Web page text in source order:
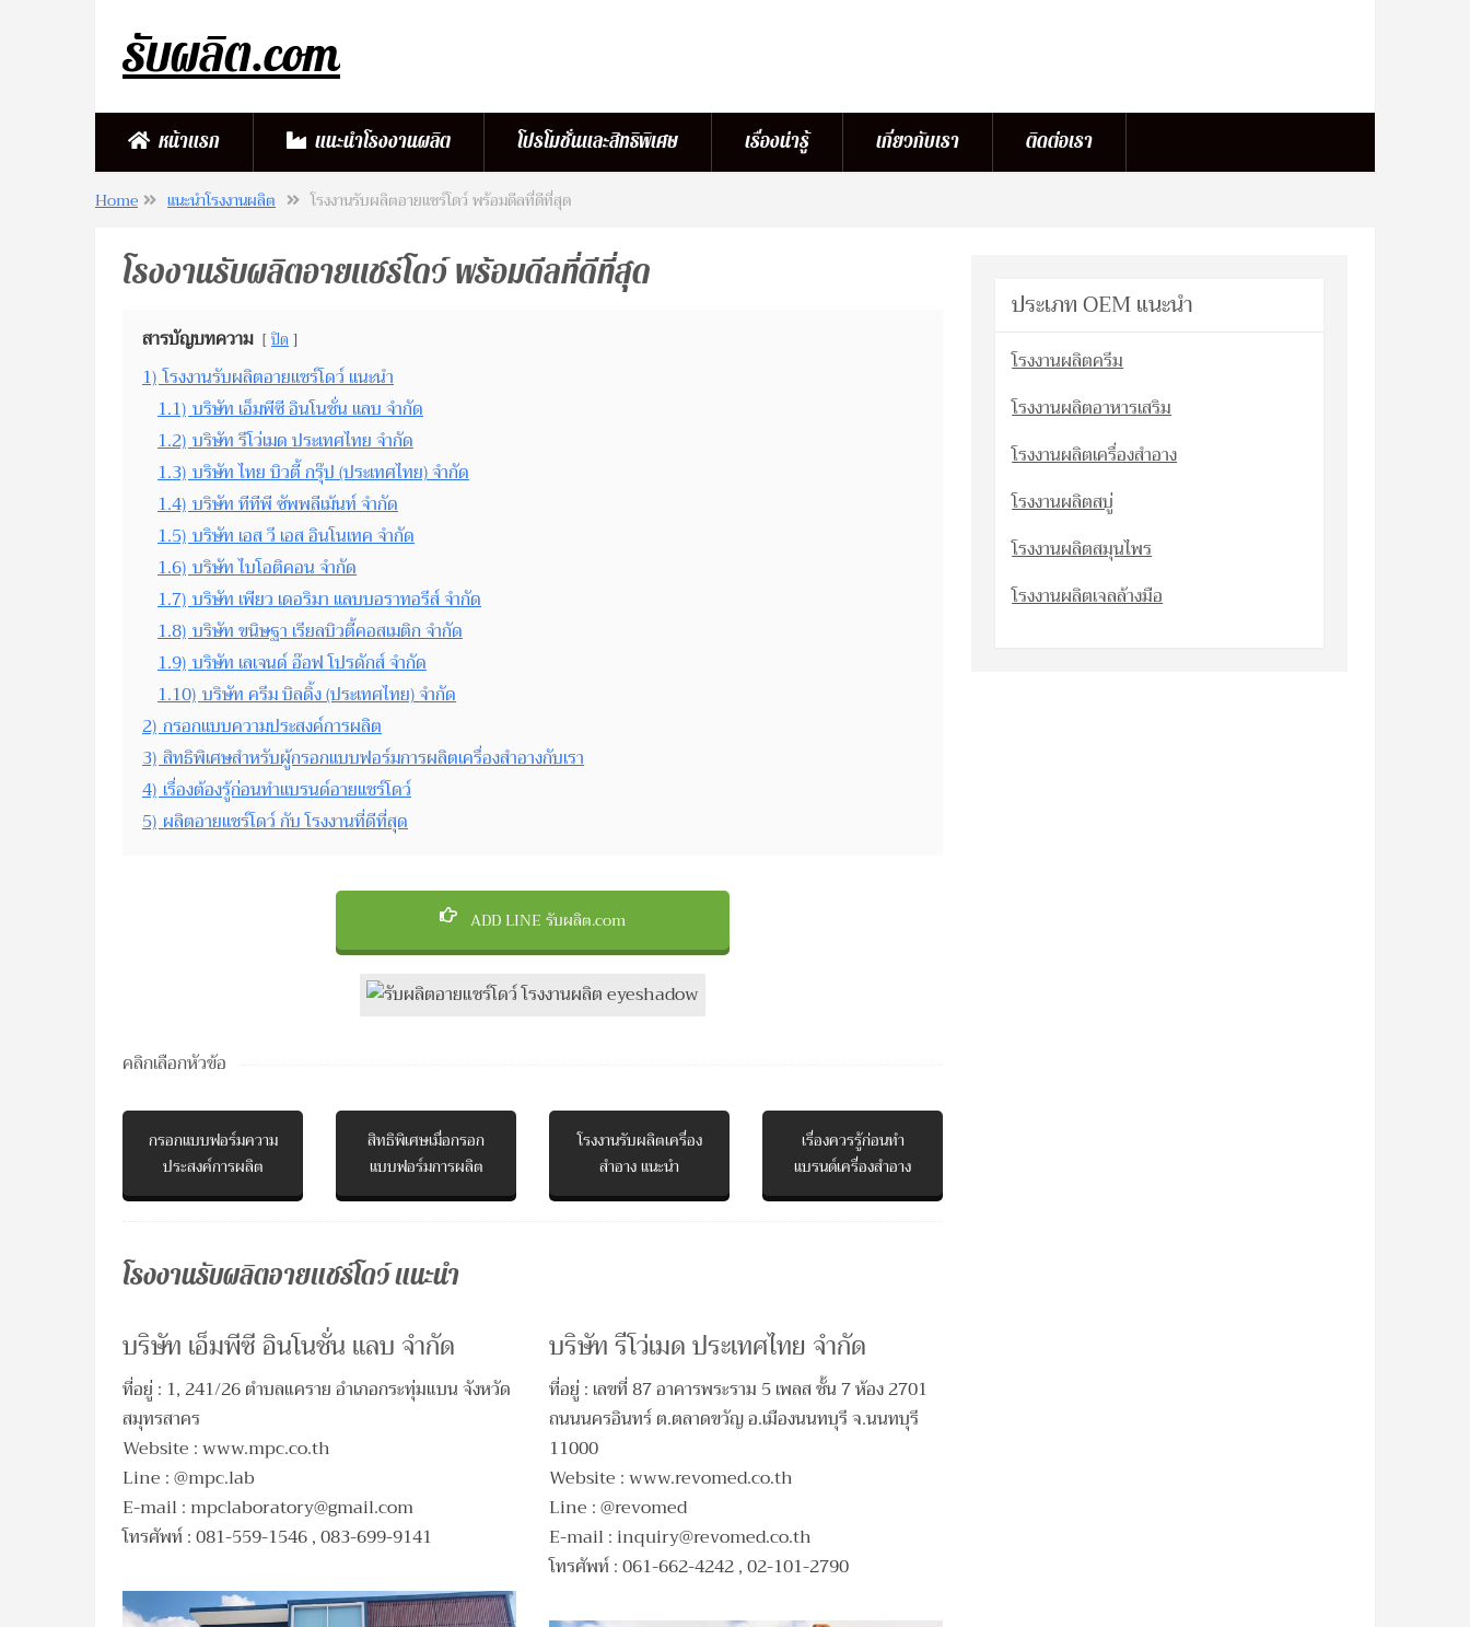
รับผลิต.com
หน้าแรก แนะนำโรงงานผลิต โปรโมชั่นและสิทธิพิเศษ เรื่องน่ารู้ เกี่ยวกับเรา ติดต่อเรา
Home แนะนำโรงงานผลิต โรงงานรับผลิตอายแชร์โดว์ พร้อมดีลที่ดีที่สุด
โรงงานรับผลิตอายแชร์โดว์ พร้อมดีลที่ดีที่สุด
สารบัญบทความ ปิด
1) โรงงานรับผลิตอายแชร์โดว์ แนะนำ
1.1) บริษัท เอ็มพีซี อินโนชั่น แลบ จำกัด
1.2) บริษัท รีโว่เมด ประเทศไทย จำกัด
1.3) บริษัท ไทย บิวตี้ กรุ๊ป (ประเทศไทย) จำกัด
1.4) บริษัท ทีทีพี ซัพพลีเม้นท์ จำกัด
1.5) บริษัท เอส วี เอส อินโนเทค จำกัด
1.6) บริษัท ไบโอติคอน จำกัด
1.7) บริษัท เพียว เดอริมา แลบบอราทอรีส์ จำกัด
1.8) บริษัท ขนิษฐา เรียลบิวตี้คอสเมติก จำกัด
1.9) บริษัท เลเจนด์ อ๊อฟ โปรดักส์ จำกัด
1.10) บริษัท ครีม บิลดิ้ง (ประเทศไทย) จำกัด
2) กรอกแบบความประสงค์การผลิต
3) สิทธิพิเศษสำหรับผู้กรอกแบบฟอร์มการผลิตเครื่องสำอางกับเรา
4) เรื่องต้องรู้ก่อนทำแบรนด์อายแชร์โดว์
5) ผลิตอายแชร์โดว์ กับ โรงงานที่ดีที่สุด
ADD LINE รับผลิต.com
คลิกเลือกหัวข้อ
กรอกแบบฟอร์มความ
ประสงค์การผลิต
สิทธิพิเศษเมื่อกรอก
แบบฟอร์มการผลิต
โรงงานรับผลิตเครื่อง
สำอาง แนะนำ
เรื่องควรรู้ก่อนทำ
แบรนด์เครื่องสำอาง
โรงงานรับผลิตอายแชร์โดว์ แนะนำ
บริษัท เอ็มพีซี อินโนชั่น แลบ จำกัด
ที่อยู่ : 1, 241/26 ตําบลแคราย อําเภอกระทุ่มแบน จังหวัด
สมุทรสาคร
Website : www.mpc.co.th
Line : @mpc.lab
E-mail : mpclaboratory@gmail.com
โทรศัพท์ : 081-559-1546 , 083-699-9141
บริษัท รีโว่เมด ประเทศไทย จำกัด
ที่อยู่ : เลขที่ 87 อาคารพระราม 5 เพลส ชั้น 7 ห้อง 2701
ถนนนครอินทร์ ต.ตลาดขวัญ อ.เมืองนนทบุรี จ.นนทบุรี
11000
Website : www.revomed.co.th
Line : @revomed
E-mail :inquiry@revomed.co.th
โทรศัพท์ : 061-662-4242 , 02-101-2790
ประเภท OEM แนะนำ
โรงงานผลิตครีม
โรงงานผลิตอาหารเสริม
โรงงานผลิตเครื่องสำอาง
โรงงานผลิตสบู่
โรงงานผลิตสมุนไพร
โรงงานผลิตเจลล้างมือ